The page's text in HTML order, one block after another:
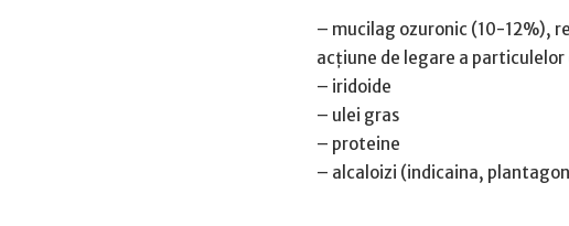
– mucilag ozuronic (10-12%),
acţiune de legare a
– iridoide
– ulei gras
– proteine
– alcaloizi (indicaina,